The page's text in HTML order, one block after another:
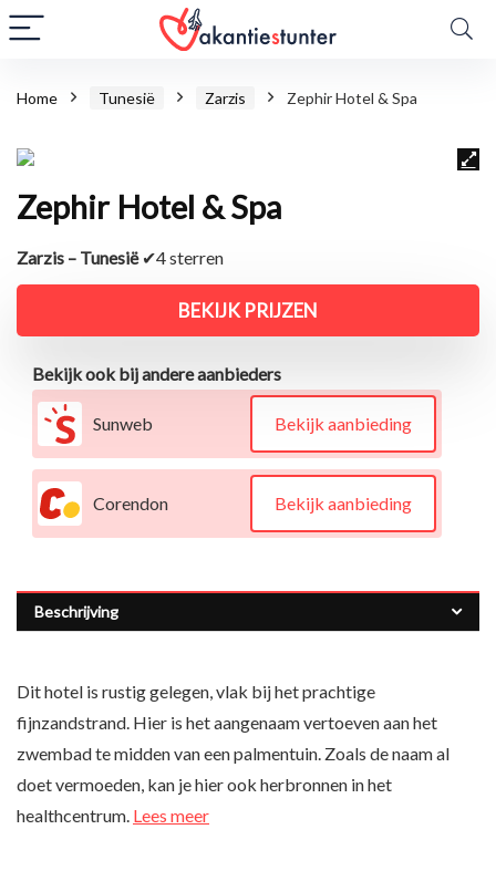
Home Tunesië Zarzis Zephir Hotel & Spa
Zephir Hotel & Spa
Zarzis – Tunesië✔4 sterren
BEKIJK PRIJZEN
Bekijk ook bij andere aanbieders
Sunweb Bekijk aanbieding
Corendon Bekijk aanbieding
Beschrijving
Dit hotel is rustig gelegen, vlak bij het prachtige
fijnzandstrand. Hier is het aangenaam vertoeven aan het
zwembad te midden van een palmentuin. Zoals de naam al
doet vermoeden, kan je hier ook herbronnen in het
healthcentrum. Lees meer